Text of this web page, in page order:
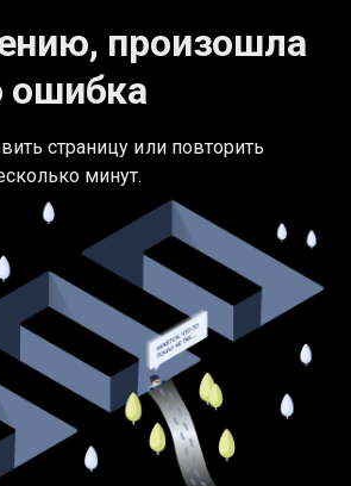
произошла
ошибка
страницу или повторить
минут.